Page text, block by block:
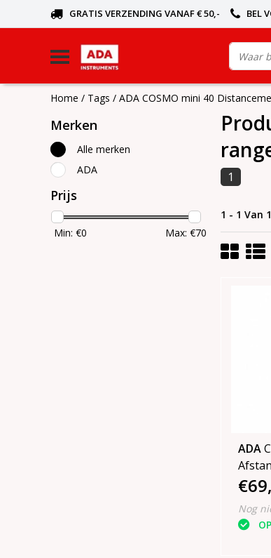
GRATIS VERZENDING VANAF € 50,- BEL
Home / Tags / ADA COSMO mini 40
Merken
Alle merken
ADA
Prijs
Min: €0 Max: €70
1
1 - 1 Van 1
ADA
Nog